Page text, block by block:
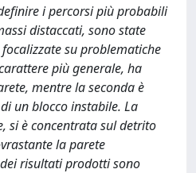
i percorsi più probabili
distaccati, sono state
su problematiche
più generale, ha
mentre la seconda è
un blocco instabile. La
si è concentrata sul detrito
la parete
risultati prodotti sono